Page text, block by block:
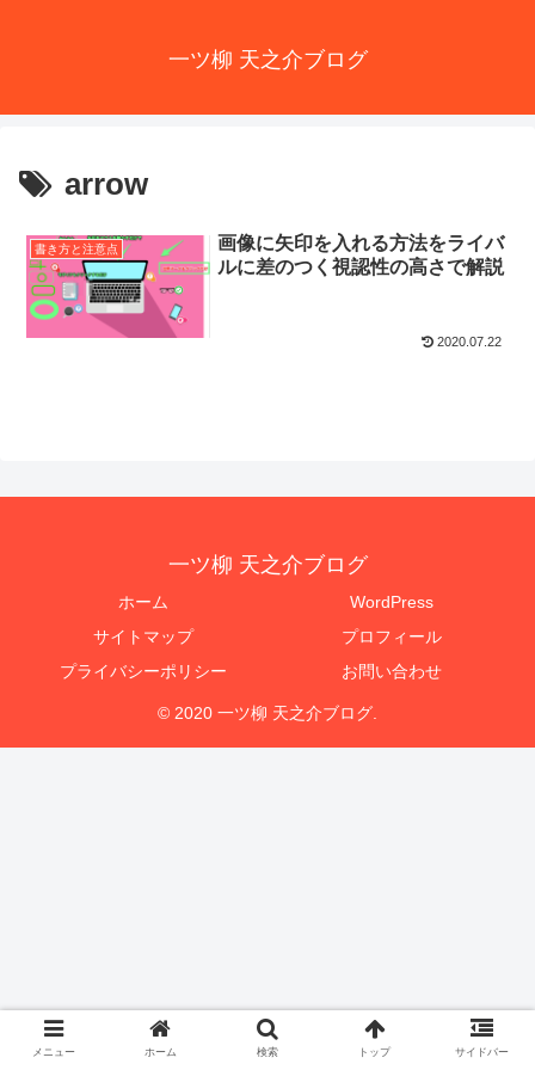
一ツ柳 天之介ブログ
arrow
書き方と注意点
画像に矢印を入れる方法をライバ
ルに差のつく視認性の高さで解説
2020.07.22
一ツ柳 天之介ブログ
ホーム
WordPress
サイトマップ
プロフィール
プライバシーポリシー
お問い合わせ
© 2020 一ツ柳 天之介ブログ.
メニュー ホーム 検索 トップ サイドバー